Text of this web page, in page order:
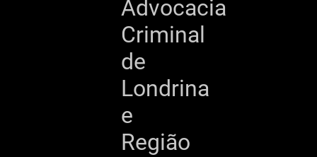
Advocacia
Criminal
de
Londrina
e
Região